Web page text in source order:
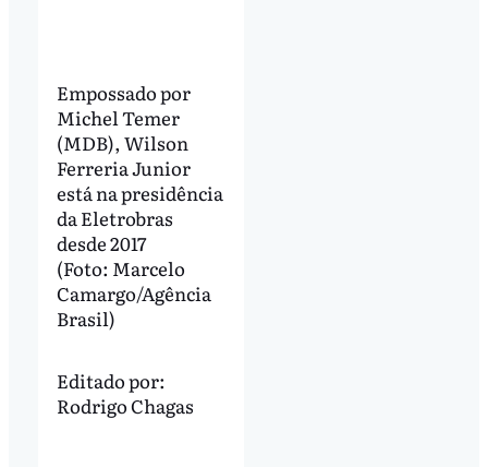
Empossado por
Michel Temer
(MDB), Wilson
Ferreria Junior
está na presidência
da Eletrobras
desde 2017
(Foto: Marcelo
Camargo/Agência
Brasil)
Editado por:
Rodrigo Chagas